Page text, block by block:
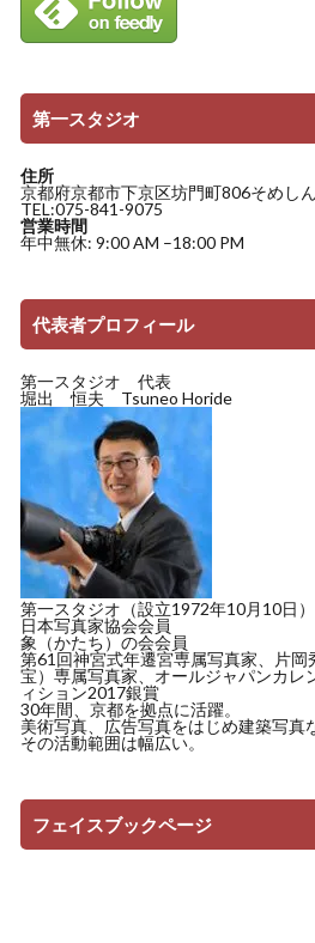
第一スタジオ
住所
京都府京都市下京区坊門町806そめし
TEL:075-841-9075
営業時間
年中無休: 9:00 AM –18:00 PM
代表者プロフィール
第一スタジオ 代表
堀出 恒夫 Tsuneo Horide
第一スタジオ（設立1972年10月10日）
日本写真家協会会員
象（かたち）の会会員
第61回神宮式年遷宮専属写真家、片岡
宝）専属写真家、オールジャパンカレ
ィション2017銀賞
30年間、京都を拠点に活躍。
美術写真、広告写真をはじめ建築写真
その活動範囲は幅広い。
フェイスブックページ